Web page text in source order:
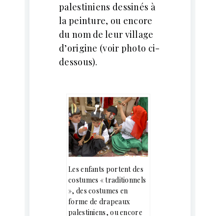
palestiniens dessinés à
la peinture, ou encore
du nom de leur village
d’origine (voir photo ci-
dessous).
Les enfants portent des
costumes « traditionnels
», des costumes en
forme de drapeaux
palestiniens, ou encore